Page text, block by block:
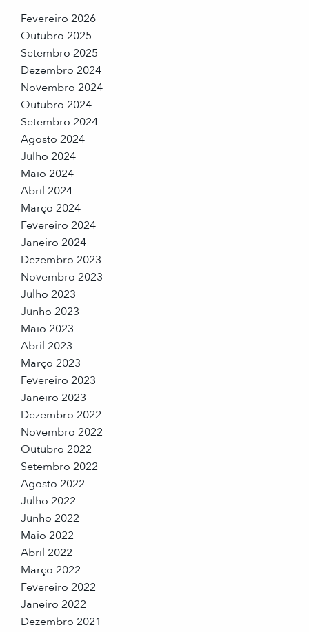
Fevereiro 2026
Outubro 2025
Setembro 2025
Dezembro 2024
Novembro 2024
Outubro 2024
Setembro 2024
Agosto 2024
Julho 2024
Maio 2024
Abril 2024
Março 2024
Fevereiro 2024
Janeiro 2024
Dezembro 2023
Novembro 2023
Julho 2023
Junho 2023
Maio 2023
Abril 2023
Março 2023
Fevereiro 2023
Janeiro 2023
Dezembro 2022
Novembro 2022
Outubro 2022
Setembro 2022
Agosto 2022
Julho 2022
Junho 2022
Maio 2022
Abril 2022
Março 2022
Fevereiro 2022
Janeiro 2022
Dezembro 2021